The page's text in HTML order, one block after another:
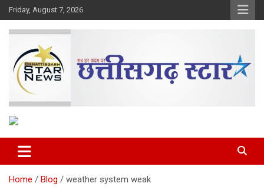
Skip
to
content
Friday, August 7, 2026
Chhattisgarh Star
Home Blog weather system weak